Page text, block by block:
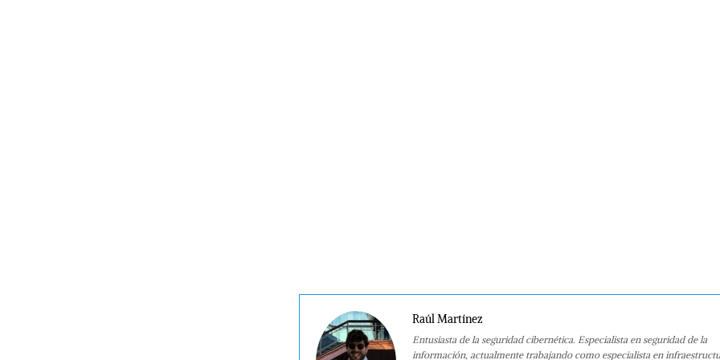
Raúl Martínez
Entusiasta de la seguridad cibernética. Especialista en seguridad de la
información, actualmente trabajando como especialista en